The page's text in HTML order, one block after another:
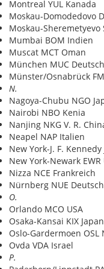
Montreal YUL Kanada
Moskau-Domodedovo
Moskau-Sheremetyevo
Mumbai BOM Indien
Muscat MCT Oman
München MUC
Münster/Osnabrück
N.
Nagoya-Chubu NGO
Nairobi NBO Kenia
Nanjing NKG V. R.
Neapel NAP Italien
New York-J. F. Kennedy
New York-Newark EWR
Nizza NCE Frankreich
Nürnberg NUE
O.
Orlando MCO USA
Osaka-Kansai KIX Japan
Oslo-Gardermoen OSL
Ovda VDA Israel
P.